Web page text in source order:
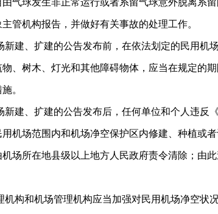
气球发生非正常运行或者系留气球意外脱离系
管机构报告，并做好有关事故的处理工作。
新建、扩建的公告发布前，在依法划定的民用机
、树木、灯光和其他障碍物体，应当在规定的
。
新建、扩建的公告发布后，任何单位和个人违反
机场范围内和机场净空保护区内修建、种植或
场所在地县级以上地方人民政府责令清除；由
机构和机场管理机构应当加强对民用机场净空状